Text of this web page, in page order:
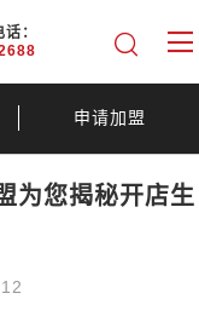
：
申请加盟
为您揭秘开店生